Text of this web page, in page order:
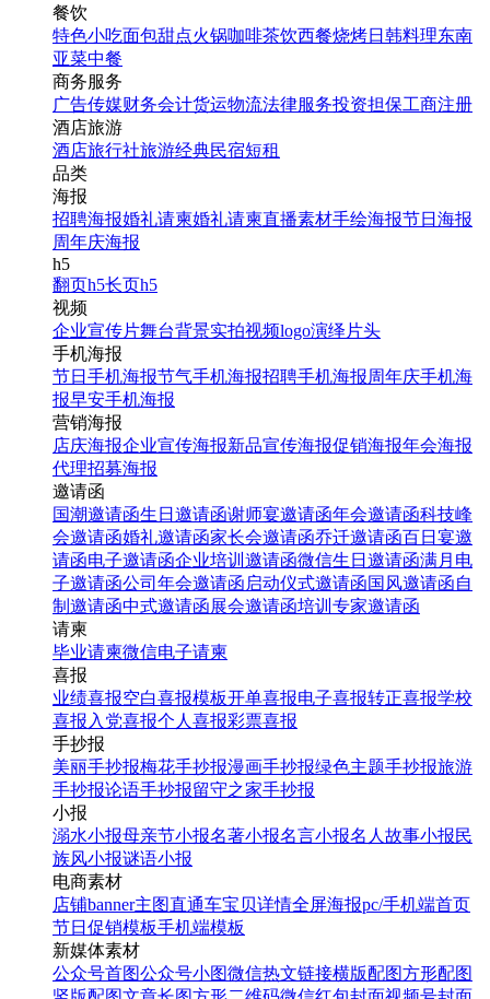
红色店庆周年庆活动促销
倒计时海报
找相似
手机海报
教育培训门店周年庆,店庆
找相似
手机海报
美业医美店庆周年庆开业
促销海报
找相似
手机海报
餐饮
特色小吃面包甜点火锅咖啡茶饮西餐烧烤日韩料理东南
亚菜中餐
商务服务
广告传媒财务会计货运物流法律服务投资担保工商注册
酒店旅游
酒店旅行社旅游经典民宿短租
品类
海报
招聘海报婚礼请柬婚礼请柬直播素材手绘海报节日海报
周年庆海报
h5
翻页h5长页h5
视频
企业宣传片舞台背景实拍视频logo演绎 片头
手机海报
节日手机海报节气手机海报招聘手机海报周年庆手机海
报早安手机海报
营销海报
店庆海报企业宣传海报新品宣传海报促销海报年会海报
代理招募海报
邀请函
国潮邀请函生日邀请函谢师宴邀请函年会邀请函科技峰
会邀请函婚礼邀请函家长会邀请函乔迁邀请函百日宴邀
请函电子邀请函企业培训邀请函微信生日邀请函满月电
子邀请函公司年会邀请函 启动仪式邀请函国风邀请函自
制邀请函中式邀请函展会邀请函培训专家邀请函
请柬
毕业请柬微信电子请柬
喜报
业绩喜报空白喜报模板开单喜报电子喜报转正喜报学校
喜报 入党喜报个人喜报彩票喜报
手抄报
美丽手抄报梅花手抄报漫画手抄报绿色主题手抄报旅游
手抄报论语手抄报留守之家手抄报
小报
溺水小报母亲节小报名著小报名言小报名人故事小报民
族风小报谜语小报
电商素材
店铺banner主图直通车宝贝详情全屏海报pc/手机端首页
节日促销模板手机端模板
新媒体素材
公众号首图公众号小图微信热文链接横版配图方形配图